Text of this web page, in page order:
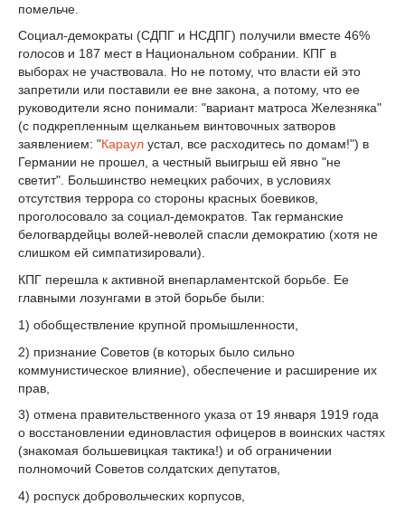
помельче.
Социал-демократы (СДПГ и НСДПГ) получили вместе 46%
голосов и 187 мест в Национальном собрании. КПГ в
выборах не участвовала. Но не потому, что власти ей это
запретили или поставили ее вне закона, а потому, что ее
руководители ясно понимали: "вариант матроса Железняка"
(с подкрепленным щелканьем винтовочных затворов
заявлением: "Караул устал, все расходитесь по домам!") в
Германии не прошел, а честный выигрыш ей явно "не
светит". Большинство немецких рабочих, в условиях
отсутствия террора со стороны красных боевиков,
проголосовало за социал-демократов. Так германские
белогвардейцы волей-неволей спасли демократию (хотя не
слишком ей симпатизировали).
КПГ перешла к активной внепарламентской борьбе. Ее
главными лозунгами в этой борьбе были:
1) обобществление крупной промышленности,
2) признание Советов (в которых было сильно
коммунистическое влияние), обеспечение и расширение их
прав,
3) отмена правительственного указа от 19 января 1919 года
о восстановлении единовластия офицеров в воинских частях
(знакомая большевицкая тактика!) и об ограничении
полномочий Советов солдатских депутатов,
4) роспуск добровольческих корпусов,